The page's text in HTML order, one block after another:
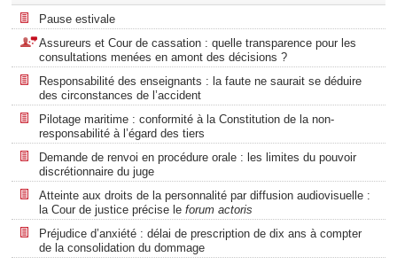
Pause estivale
Assureurs et Cour de cassation : quelle transparence pour les
consultations menées en amont des décisions ?
Responsabilité des enseignants : la faute ne saurait se déduire
des circonstances de l’accident
Pilotage maritime : conformité à la Constitution de la non-
responsabilité à l’égard des tiers
Demande de renvoi en procédure orale : les limites du pouvoir
discrétionnaire du juge
Atteinte aux droits de la personnalité par diffusion audiovisuelle :
la Cour de justice précise le forum actoris
Préjudice d’anxiété : délai de prescription de dix ans à compter
de la consolidation du dommage